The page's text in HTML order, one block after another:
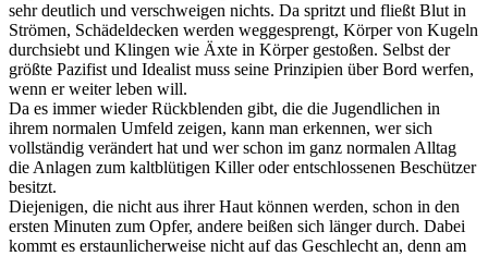
sehr deutlich und verschweigen nichts. Da spritzt und fließt Blut in
Strömen, Schädeldecken werden weggesprengt, Körper von Kugeln
durchsiebt und Klingen wie Äxte in Körper gestoßen. Selbst der
größte Pazifist und Idealist muss seine Prinzipien über Bord werfen,
wenn er weiter leben will.
Da es immer wieder Rückblenden gibt, die die Jugendlichen in
ihrem normalen Umfeld zeigen, kann man erkennen, wer sich
vollständig verändert hat und wer schon im ganz normalen Alltag
die Anlagen zum kaltblütigen Killer oder entschlossenen Beschützer
besitzt.
Diejenigen, die nicht aus ihrer Haut können werden, schon in den
ersten Minuten zum Opfer, andere beißen sich länger durch. Dabei
kommt es erstaunlicherweise nicht auf das Geschlecht an, denn am